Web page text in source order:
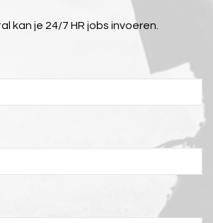
kan je 24/7 HR jobs invoeren.